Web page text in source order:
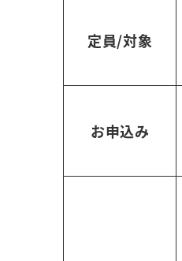
定員/対象
お申込み